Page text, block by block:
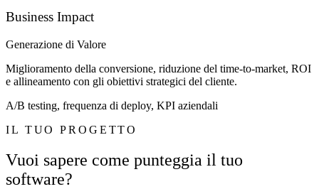
Business Impact
Generazione di Valore
Miglioramento della conversione, riduzione del time-to-market, ROI
e allineamento con gli obiettivi strategici del cliente.
A/B testing, frequenza di deploy, KPI aziendali
IL TUO PROGETTO
Vuoi sapere come punteggia il tuo
software?